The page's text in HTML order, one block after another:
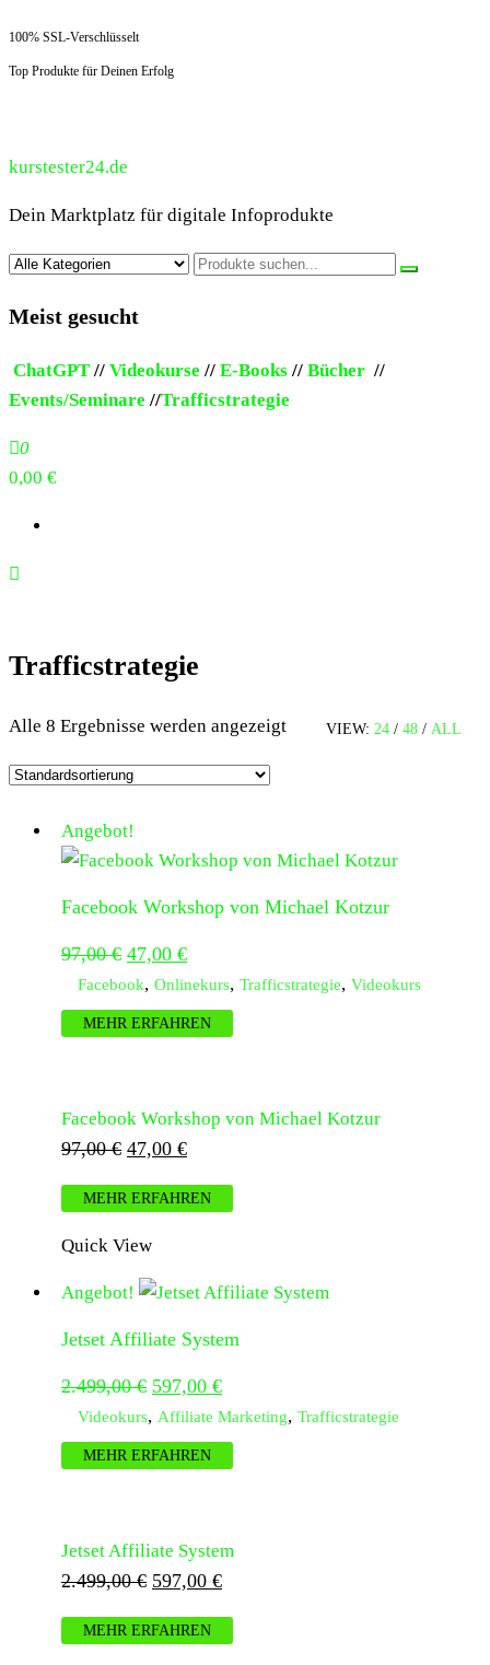
100% SSL-Verschlüsselt
Top Produkte für Deinen Erfolg
kurstester24.de
Dein Marktplatz für digitale Infoprodukte
Meist gesucht
ChatGPT // Videokurse // E-Books // Bücher //
Events/Seminare //Trafficstrategie
0
0,00 €
Trafficstrategie
VIEW: 24 / 48 / ALL
Alle 8 Ergebnisse werden angezeigt
Angebot!
Facebook Workshop von Michael Kotzur
97,00€ Ursprünglicher
Preis
war:
97,00 €
47,00 €Aktueller
Preis
ist:
47,00 €.
Facebook, Onlinekurs, Trafficstrategie, Videokurs
MEHR ERFAHREN
Facebook Workshop von Michael Kotzur
97,00€ Ursprünglicher
war:
97,00 €
47,00 €Aktueller
ist:
MEHR ERFAHREN
Quick View
Angebot!
Jetset Affiliate System
2.499,00€ Ursprünglicher
Preis
war:
2.499,00 €
597,00 €Aktueller
Preis
ist:
597,00 €.
Videokurs, Affiliate Marketing, Trafficstrategie
MEHR ERFAHREN
Jetset Affiliate System
2.499,00€ Ursprünglicher
war:
597,00 €Aktueller
ist:
MEHR ERFAHREN